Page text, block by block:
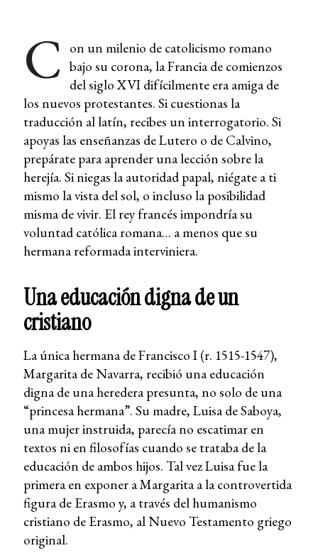
C on un milenio de catolicismo romano
bajo su corona, la Francia de comienzos
del siglo XVI difícilmente era amiga de
los nuevos protestantes. Si cuestionas la
traducción al latín, recibes un interrogatorio. Si
apoyas las enseñanzas de Lutero o de Calvino,
prepárate para aprender una lección sobre la
herejía. Si niegas la autoridad papal, niégate a ti
mismo la vista del sol, o incluso la posibilidad
misma de vivir. El rey francés impondría su
voluntad católica romana… a menos que su
hermana reformada interviniera.
Una educación digna de un
cristiano
La única hermana de Francisco I (r. 1515-1547),
Margarita de Navarra, recibió una educación
digna de una heredera presunta, no solo de una
“princesa hermana”. Su madre, Luisa de Saboya,
una mujer instruida, parecía no escatimar en
textos ni en filosofías cuando se trataba de la
educación de ambos hijos. Tal vez Luisa fue la
primera en exponer a Margarita a la controvertida
figura de Erasmo y, a través del humanismo
cristiano de Erasmo, al Nuevo Testamento griego
original.